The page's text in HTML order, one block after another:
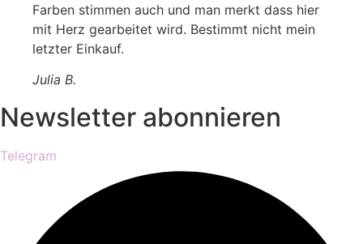
Farben stimmen auch und man merkt dass hier
mit Herz gearbeitet wird. Bestimmt nicht mein
letzter Einkauf.
Julia B.
Newsletter abonnieren
Telegram